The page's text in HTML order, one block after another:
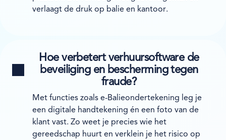
verlaagt de druk op balie en kantoor.
Hoe verbetert verhuursoftware de
beveiliging en bescherming tegen
fraude?
Met functies zoals e-Balieondertekening leg je
een digitale handtekening én een foto van de
klant vast. Zo weet je precies wie het
gereedschap huurt en verklein je het risico op